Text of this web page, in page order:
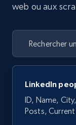
web ou aux
LinkedIn
ID, Name,
Posts,